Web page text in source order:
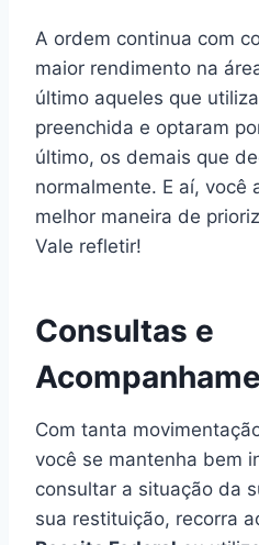
A ordem continua com
maior rendimento na
último aqueles que
preenchida e optaram
último, os demais que
normalmente. E aí, você
melhor maneira de
Vale refletir!
Consultas e
Com tanta
você se mantenha bem
consultar a situação da
sua restituição, recorra